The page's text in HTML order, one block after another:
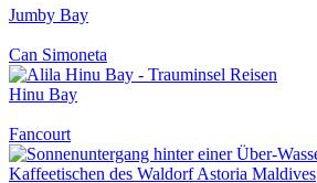
Jumby Bay
Can Simoneta
Hinu Bay
Fancourt